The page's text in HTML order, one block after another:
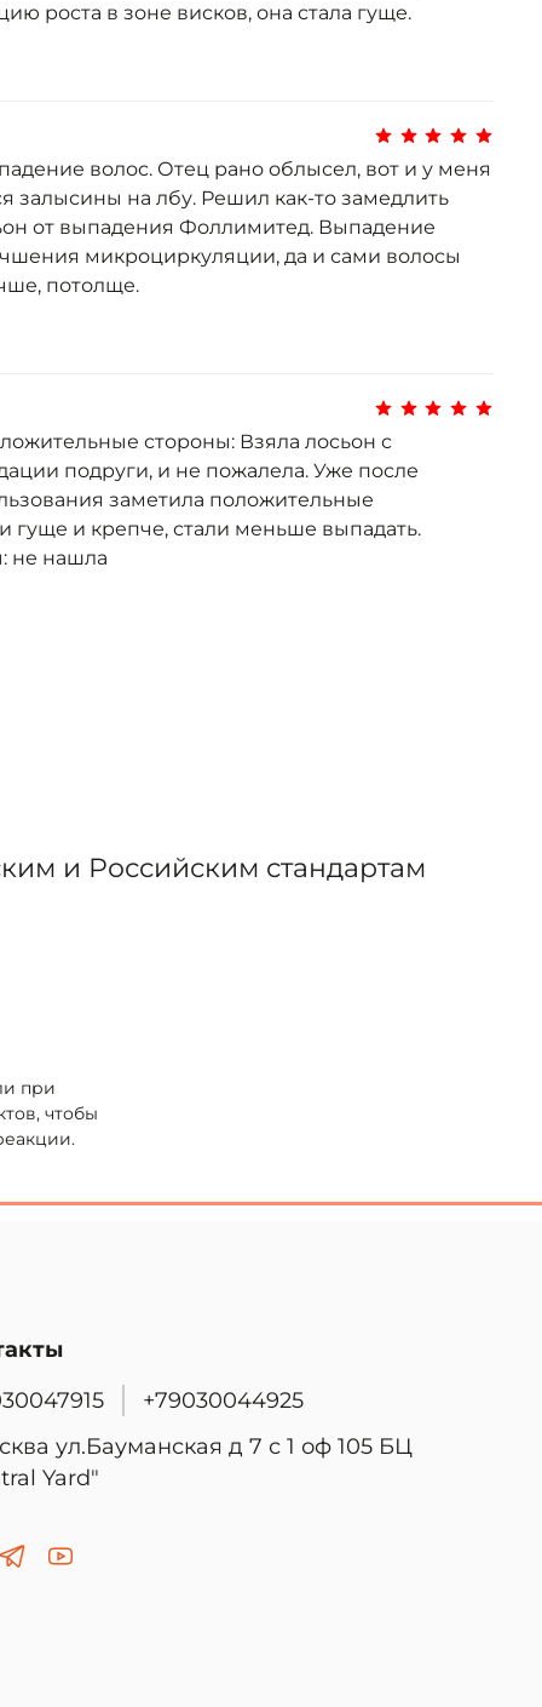
роста в зоне висков, она стала гуще.
волос. Отец рано облысел, вот и у меня
залысины на лбу. Решил как-то замедлить
от выпадения Фоллимитед. Выпадение
микроциркуляции, да и сами волосы
потолще.
стороны: Взяла лосьон с
подруги, и не пожалела. Уже после
заметила положительные
гуще и крепче, стали меньше выпадать.
не нашла
и Российским стандартам
при
чтобы
+79030044925
ул.Бауманская д 7 с 1 оф 105 БЦ
Yard"